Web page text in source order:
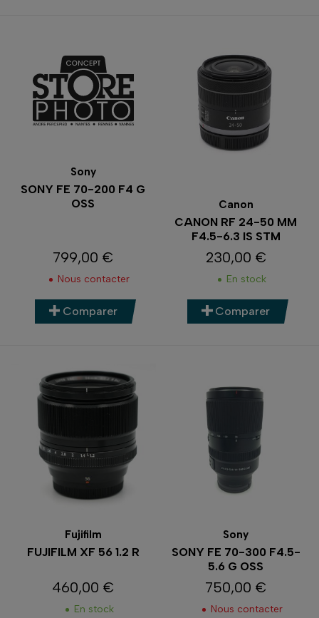
Sony
SONY FE 70-200 F4 G
OSS
Prix
799,00 €
Nous contacter
Comparer
Canon
CANON RF 24-50 MM
F4.5-6.3 IS STM
Prix
230,00 €
En stock
Comparer
Fujifilm
FUJIFILM XF 56 1.2 R
Prix
460,00 €
En stock
Sony
SONY FE 70-300 F4.5-
5.6 G OSS
Prix
750,00 €
Nous contacter